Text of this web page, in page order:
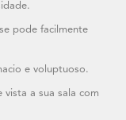
pode facilmente
e voluptuoso.
vista a sua sala com